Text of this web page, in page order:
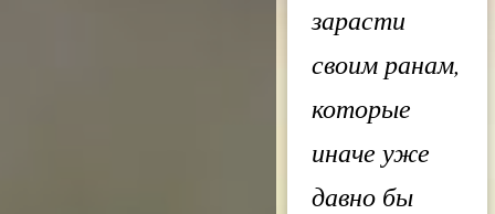
зарасти
своим ранам,
которые
иначе уже
давно бы